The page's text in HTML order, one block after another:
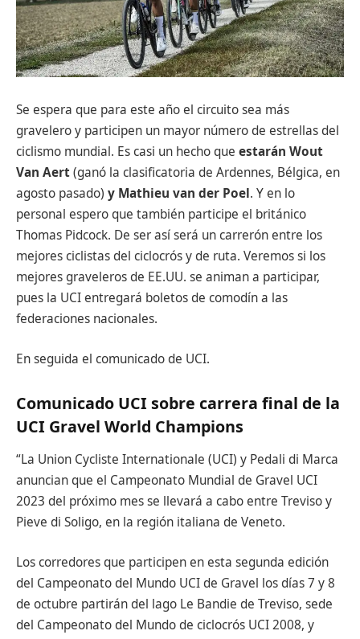
Se espera que para este año el circuito sea más
gravelero y participen un mayor número de estrellas del
ciclismo mundial. Es casi un hecho que estarán Wout
Van Aert(ganó la clasificatoria de Ardennes, Bélgica, en
agosto pasado) y Mathieu van der Poel. Y en lo
personal espero que también participe el británico
Thomas Pidcock. De ser así será un carrerón entre los
mejores ciclistas del ciclocrós y de ruta. Veremos si los
mejores graveleros de EE.UU. se animan a participar,
pues la UCI entregará boletos de comodín a las
federaciones nacionales.
En seguida el comunicado de UCI.
Comunicado UCI sobre carrera final de la
UCI Gravel World Champions
“La Union Cycliste Internationale (UCI) y Pedali di Marca
anuncian que el Campeonato Mundial de Gravel UCI
2023 del próximo mes se llevará a cabo entre Treviso y
Pieve di Soligo, en la región italiana de Veneto.
Los corredores que participen en esta segunda edición
del Campeonato del Mundo UCI de Gravel los días 7 y 8
de octubre partirán del lago Le Bandie de Treviso, sede
del Campeonato del Mundo de ciclocrós UCI 2008, y